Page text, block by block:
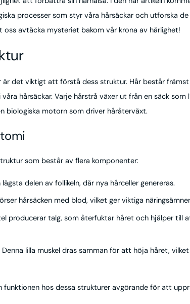
processer som styr våra hårsäckar och utforska
oss avtäcka mysteriet bakom vår krona av härlighet!
är det viktigt att förstå dess struktur. Hår består
hårsäckar. Varje hårstrå växer ut från en säck som
biologiska motorn som driver håråterväxt.
som består av flera komponenter:
delen av follikeln, där nya hårceller genereras.
hårsäcken med blod, vilket ger viktiga
producerar talg, som återfuktar håret och hjälper till
Denna lilla muskel dras samman för att höja håret,
funktionen hos dessa strukturer avgörande för att